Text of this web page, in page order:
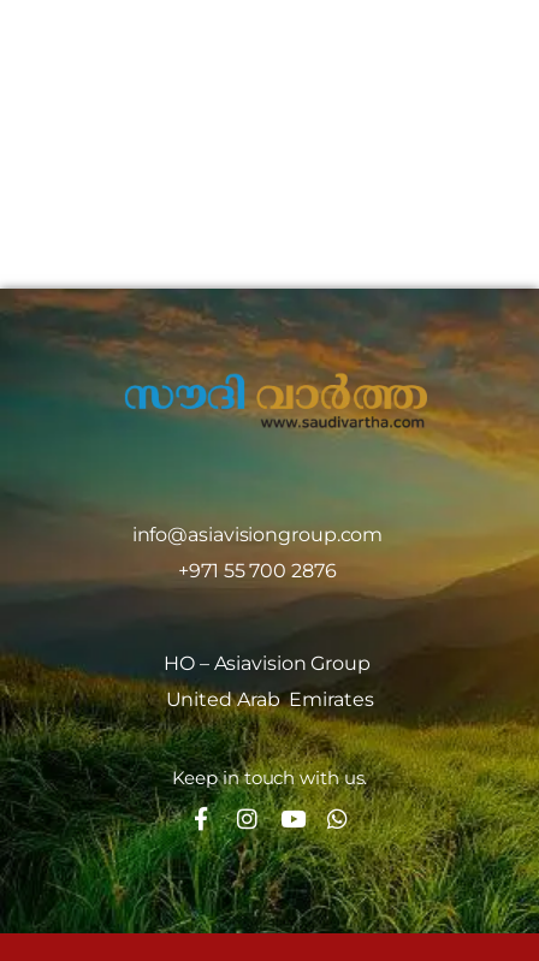
info@asiavisiongroup.com
+971 55 700 2876
HO – Asiavision Group
United Arab Emirates
Keep in touch with us.